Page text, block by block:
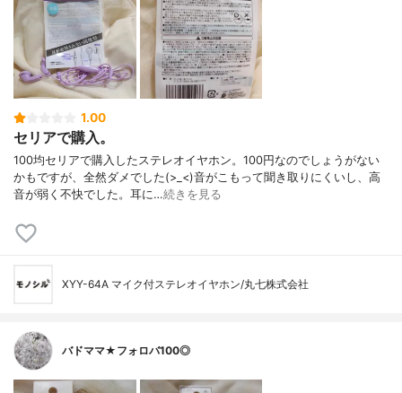
1.00
セリアで購入。
100均セリアで購入したステレオイヤホン。100円なのでしょうがない
かもですが、全然ダメでした(>_<)音がこもって聞き取りにくいし、高
音が弱く不快でした。耳に…続きを見る
XYY-64A マイク付ステレオイヤホン/丸七株式会社
バドママ★フォロバ100◎